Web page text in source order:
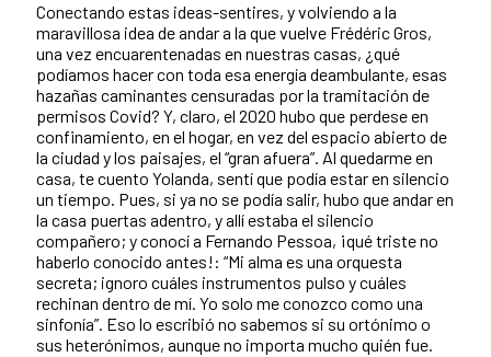
Conectando estas ideas-sentires, y volviendo a la
maravillosa idea de andar a la que vuelve Frédéric Gros,
una vez encuarentenadas en nuestras casas, ¿qué
podíamos hacer con toda esa energía deambulante, esas
hazañas caminantes censuradas por la tramitación de
permisos Covid? Y, claro, el 2020 hubo que perdese en
confinamiento, en el hogar, en vez del espacio abierto de
la ciudad y los paisajes, el “gran afuera”. Al quedarme en
casa, te cuento Yolanda, sentí que podía estar en silencio
un tiempo. Pues, si ya no se podía salir, hubo que andar en
la casa puertas adentro, y allí estaba el silencio
compañero; y conocí a Fernando Pessoa, ¡qué triste no
haberlo conocido antes!: “Mi alma es una orquesta
secreta; ignoro cuáles instrumentos pulso y cuáles
rechinan dentro de mí. Yo solo me conozco como una
sinfonía”. Eso lo escribió no sabemos si su ortónimo o
sus heterónimos, aunque no importa mucho quién fue.